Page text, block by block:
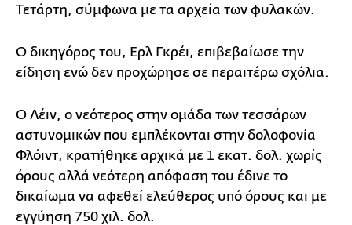
Τετάρτη, σύμφωνα με τα αρχεία των φυλακών.
Ο δικηγόρος του, Ερλ Γκρέι, επιβεβαίωσε την
είδηση ενώ δεν προχώρησε σε περαιτέρω σχόλια.
Ο Λέιν, ο νεότερος στην ομάδα των τεσσάρων
αστυνομικών που εμπλέκονται στην δολοφονία
Φλόιντ, κρατήθηκε αρχικά με 1 εκατ. δολ. χωρίς
όρους αλλά νεότερη απόφαση του έδινε το
δικαίωμα να αφεθεί ελεύθερος υπό όρους και με
εγγύηση 750 χιλ. δολ.